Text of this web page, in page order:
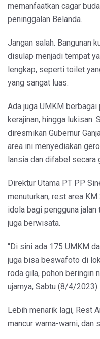
memanfaatkan cagar
peninggalan Belanda.
Jangan salah. Bangunan
disulap menjadi tempat
lengkap, seperti toilet
yang sangat luas.
Ada juga UMKM berbagai
kerajinan, hingga lukisan.
diresmikan Gubernur
area ini menyediakan
lansia dan difabel secara
Direktur Utama PT PP
menuturkan, rest area
idola bagi pengguna jalan
juga berwisata.
“Di sini ada 175 UMKM
juga bisa beswafoto di
roda gila, pohon beringin
ujarnya, Sabtu (8/4/2023).
Lebih menarik lagi, Rest
mancur warna-warni, dan